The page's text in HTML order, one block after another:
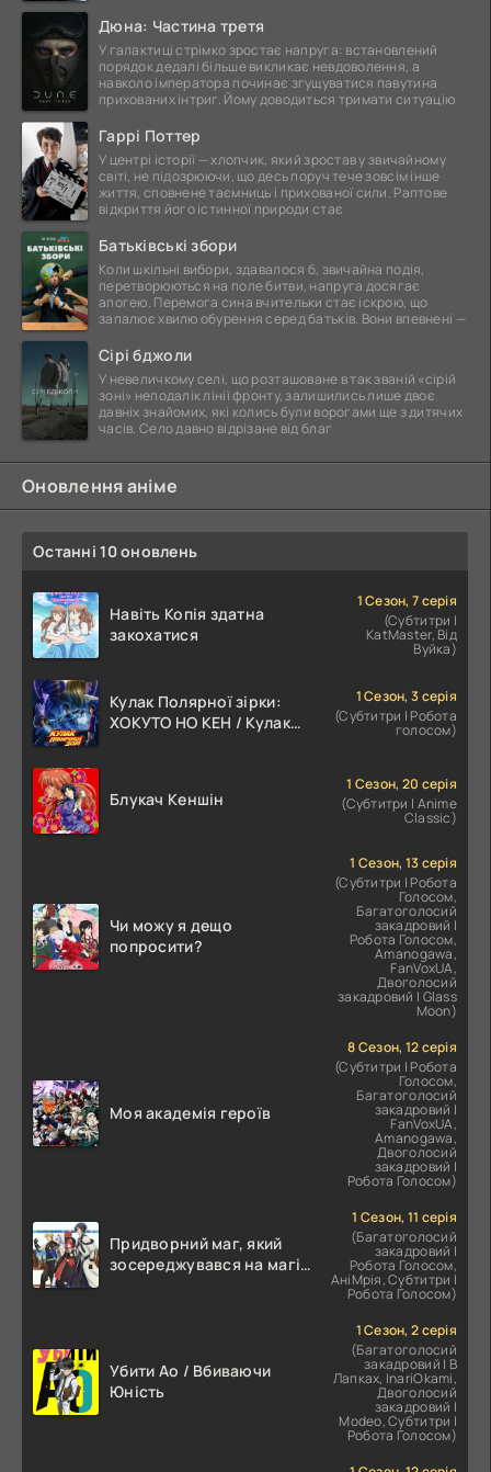
Дюна: Частина третя
У галактиці стрімко зростає напруга: встановлений
порядок дедалі більше викликає невдоволення, а
навколо імператора починає згущуватися павутина
прихованих інтриг. Йому доводиться тримати ситуацію
Гаррі Поттер
У центрі історії — хлопчик, який зростав у звичайному
світі, не підозрюючи, що десь поруч тече зовсім інше
життя, сповнене таємниць і прихованої сили. Раптове
відкриття його істинної природи стає
Батьківські збори
Коли шкільні вибори, здавалося б, звичайна подія,
перетворюються на поле битви, напруга досягає
апогею. Перемога сина вчительки стає іскрою, що
запалює хвилю обурення серед батьків. Вони впевнені —
Сірі бджоли
У невеличкому селі, що розташоване в так званій «сірій
зоні» неподалік лінії фронту, залишились лише двоє
давніх знайомих, які колись були ворогами ще з дитячих
часів. Село давно відрізане від благ
Оновлення аніме
Останні 10 оновлень
Навіть Копія здатна
закохатися
1 Сезон, 7 серія
(Субтитри |
KatMaster, Від
Вуйка)
Кулак Полярної зірки:
ХОКУТО НО КЕН / Кулак
1 Сезон, 3 серія
(Субтитри | Робота
голосом)
Блукач Кеншін
1 Сезон, 20 серія
(Субтитри | Anime
Classic)
Чи можу я дещо
попросити?
1 Сезон, 13 серія
(Субтитри | Робота
Голосом,
Багатоголосий
закадровий |
Робота Голосом,
Amanogawa,
FanVoxUA,
Двоголосий
закадровий | Glass
Moon)
Моя академія героїв
8 Сезон, 12 серія
(Субтитри | Робота
Голосом,
Багатоголосий
закадровий |
FanVoxUA,
Amanogawa,
Двоголосий
закадровий |
Робота Голосом)
Придворний маг, який
зосереджувався на магії
1 Сезон, 11 серія
(Багатоголосий
закадровий |
Робота Голосом,
АніМрія, Субтитри |
Робота Голосом)
Убити Ао / Вбиваючи
Юність
1 Сезон, 2 серія
(Багатоголосий
закадровий | В
Лапках, InariOkami,
Двоголосий
закадровий |
Modeo, Субтитри |
Робота Голосом)